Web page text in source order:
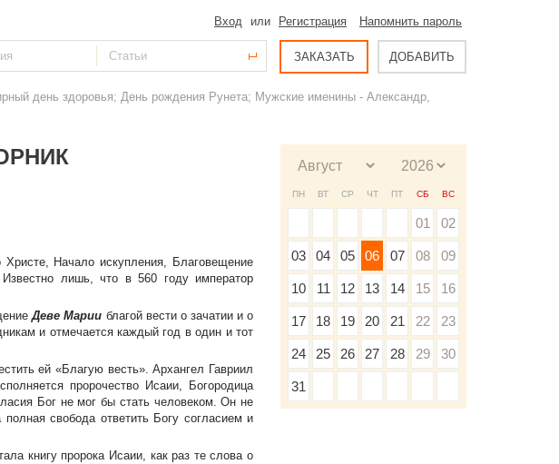
Вход или Регистрация Напомнить пароль
ЗАКАЗАТЬ ДОБАВИТЬ
день здоровья; День рождения Рунета; Мужские именины - Александр,
Начало искупления, Благовещение
лишь, что в 560 году император
Деве Марии благой вести о зачатии и о
и отмечается каждый год в один и тот
ей «Благую весть». Архангел Гавриил
пророчество Исаии, Богородица
Бог не мог бы стать человеком. Он не
свобода ответить Богу согласием и
книгу пророка Исаии, как раз те слова о
ПН ВТ СР ЧТ ПТ СБ ВС
01 02
03 04 05 06 07 08 09
10 11 12 13 14 15 16
17 18 19 20 21 22 23
24 25 26 27 28 29 30
31